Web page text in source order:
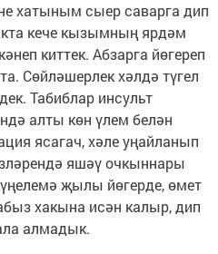
хатыным сыер саварга дип
кече кызымның ярдәм
киттек. Абзарга йөгереп
Сөйләшерлек хәлдә түгел
Табиблар инсульт
алты көн үлем белән
ясагач, хәле уңайланып
яшәү очкыннары
җылы йөгерде, өмет
хакына исән калыр, дип
алмадык.